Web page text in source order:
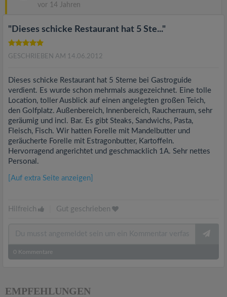
vor 14 Jahren
"Dieses schicke Restaurant hat 5 Ste..."
GESCHRIEBEN AM 14.06.2012
Dieses schicke Restaurant hat 5 Sterne bei Gastroguide
verdient. Es wurde schon mehrmals ausgezeichnet. Eine tolle
Location, toller Ausblick auf einen angelegten großen Teich,
den Golfplatz. Außenbereich, Innenbereich, Raucherraum, sehr
geräumig und incl. Bar. Es gibt Steaks, Sandwichs, Pasta,
Fleisch, Fisch. Wir hatten Forelle mit Mandelbutter und
geräucherte Forelle mit Estragonbutter, Kartoffeln.
Hervorragend angerichtet und geschmacklich 1A. Sehr nettes
Personal.
[Auf extra Seite anzeigen]
Hilfreich Gut geschrieben
0 Kommentare
EMPFEHLUNGEN
i
o
n